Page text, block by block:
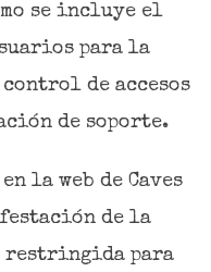
se incluye el
para la
de accesos
de soporte.
la web de Caves
de la
restringida para